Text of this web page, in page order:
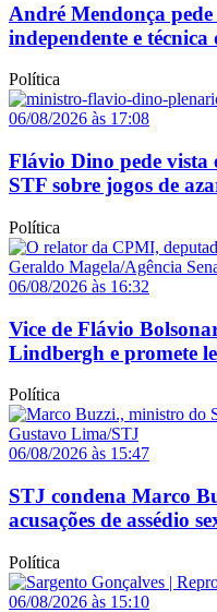
André Mendonça
independente e técnica
Política
06/08/2026 às 17:08
Flávio Dino pede vista
STF sobre jogos de
Política
06/08/2026 às 16:32
Vice de Flávio
Lindbergh e promete
Política
06/08/2026 às 15:47
STJ condena Marco
acusações de assédio
Política
06/08/2026 às 15:10